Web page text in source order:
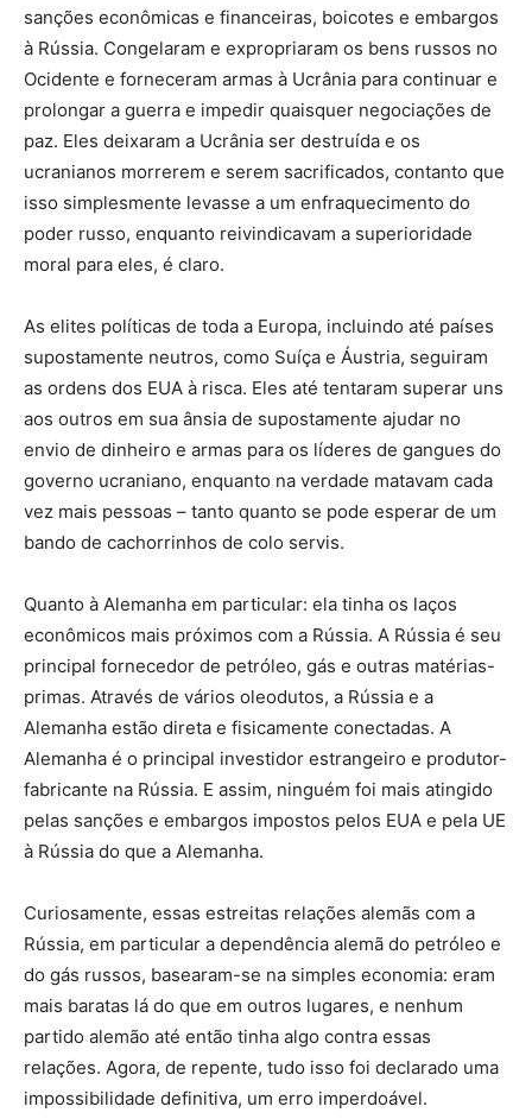
sanções econômicas e financeiras, boicotes e embargos
à Rússia. Congelaram e expropriaram os bens russos no
Ocidente e forneceram armas à Ucrânia para continuar e
prolongar a guerra e impedir quaisquer negociações de
paz. Eles deixaram a Ucrânia ser destruída e os
ucranianos morrerem e serem sacrificados, contanto que
isso simplesmente levasse a um enfraquecimento do
poder russo, enquanto reivindicavam a superioridade
moral para eles, é claro.
As elites políticas de toda a Europa, incluindo até países
supostamente neutros, como Suíça e Áustria, seguiram
as ordens dos EUA à risca. Eles até tentaram superar uns
aos outros em sua ânsia de supostamente ajudar no
envio de dinheiro e armas para os líderes de gangues do
governo ucraniano, enquanto na verdade matavam cada
vez mais pessoas – tanto quanto se pode esperar de um
bando de cachorrinhos de colo servis.
Quanto à Alemanha em particular: ela tinha os laços
econômicos mais próximos com a Rússia. A Rússia é seu
principal fornecedor de petróleo, gás e outras matérias-
primas. Através de vários oleodutos, a Rússia e a
Alemanha estão direta e fisicamente conectadas. A
Alemanha é o principal investidor estrangeiro e produtor-
fabricante na Rússia. E assim, ninguém foi mais atingido
pelas sanções e embargos impostos pelos EUA e pela UE
à Rússia do que a Alemanha.
Curiosamente, essas estreitas relações alemãs com a
Rússia, em particular a dependência alemã do petróleo e
do gás russos, basearam-se na simples economia: eram
mais baratas lá do que em outros lugares, e nenhum
partido alemão até então tinha algo contra essas
relações. Agora, de repente, tudo isso foi declarado uma
impossibilidade definitiva, um erro imperdoável.